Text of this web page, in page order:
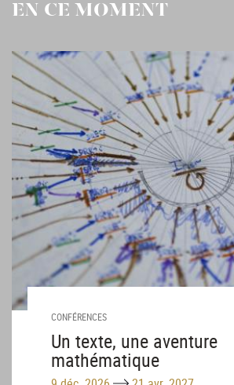
EN CE MOMENT
CONFÉRENCES
Un texte, une aventure
mathématique
Until